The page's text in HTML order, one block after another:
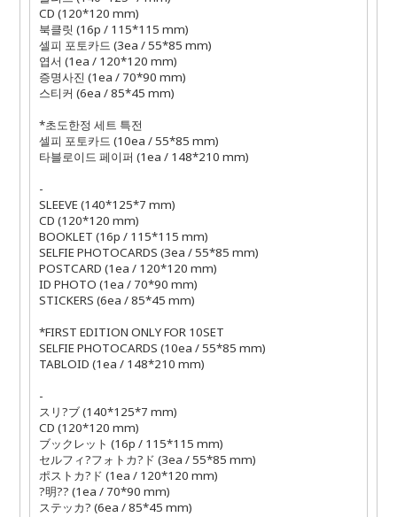
CD (120*120 mm)
북클릿 (16p / 115*115 mm)
셀피 포토카드 (3ea / 55*85 mm)
엽서 (1ea / 120*120 mm)
증명사진 (1ea / 70*90 mm)
스티커 (6ea / 85*45 mm)
*초도한정 세트 특전
셀피 포토카드 (10ea / 55*85 mm)
타블로이드 페이퍼 (1ea / 148*210 mm)
-
SLEEVE (140*125*7 mm)
CD (120*120 mm)
BOOKLET (16p / 115*115 mm)
SELFIE PHOTOCARDS (3ea / 55*85 mm)
POSTCARD (1ea / 120*120 mm)
ID PHOTO (1ea / 70*90 mm)
STICKERS (6ea / 85*45 mm)
*FIRST EDITION ONLY FOR 10SET
SELFIE PHOTOCARDS (10ea / 55*85 mm)
TABLOID (1ea / 148*210 mm)
-
スリ?ブ(140*125*7 mm)
CD (120*120 mm)
ブックレット (16p / 115*115 mm)
セルフィ?フォトカ? ド (3ea / 55*85 mm)
ポストカ? ド (1ea / 120*120 mm)
?明?? (1ea / 70*90 mm)
ステッカ? (6ea / 85*45 mm)